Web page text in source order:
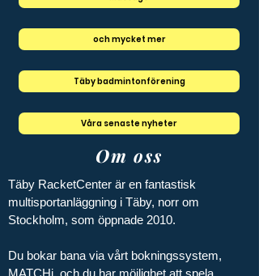
och mycket mer
Täby badmintonförening
Våra senaste nyheter
Om oss
Täby RacketCenter är en fantastisk
multisportanläggning i Täby, norr om
Stockholm, som öppnade 2010.
Du bokar bana via vårt bokningssystem,
MATCHi, och du har möjlighet att spela